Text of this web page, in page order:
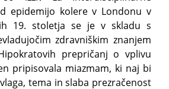
epidemijo kolere v Londonu v
19. stoletja se je v skladu s
zdravniškim znanjem
prepričanj o vplivu
pripisovala miazmam, ki naj bi
tema in slaba prezračenost